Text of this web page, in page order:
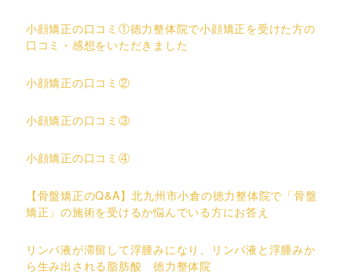
小顔矯正の口コミ①徳力整体院で小顔矯正を受けた方の
口コミ・感想をいただきました
小顔矯正の口コミ②
小顔矯正の口コミ③
小顔矯正の口コミ④
【骨盤矯正のQ&A】北九州市小倉の徳力整体院で「骨盤
矯正」の施術を受けるか悩んでいる方にお答え
リンパ液が滞留して浮腫みになり、リンパ液と浮腫みか
ら生み出される脂肪酸 徳力整体院